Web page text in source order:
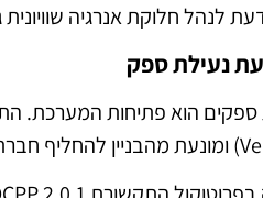
לנהל חלוקת אנרגיה
נעילת ספק
ספקים הוא פתיחות המערכת.